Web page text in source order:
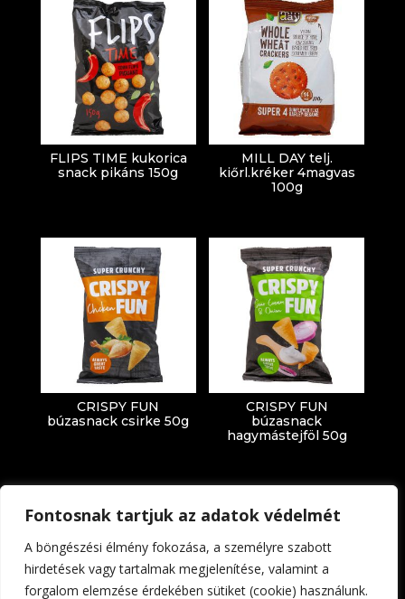
Fontosnak tartjuk az adatok védelmét
A böngészési élmény fokozása, a személyre szabott
hirdetések vagy tartalmak megjelenítése, valamint a
forgalom elemzése érdekében sütiket (cookie) használunk.
FLIPS TIME kukorica
snack pikáns 150g
MILL DAY telj.
kiőrl.kréker 4magvas
100g
CRISPY FUN
búzasnack csirke 50g
CRISPY FUN
búzasnack
hagymástejföl 50g
Impresszum Adatkezelési tájékoztató